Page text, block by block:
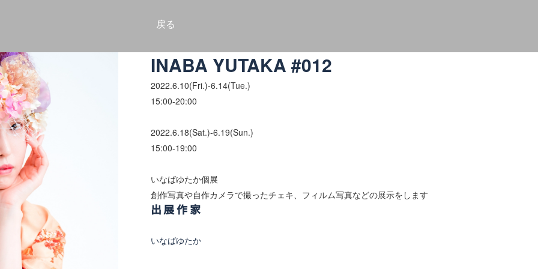
戻る
INABA YUTAKA #012
2022.6.10(Fri.)-6.14(Tue.)
15:00-20:00
2022.6.18(Sat.)-6.19(Sun.)
15:00-19:00
いなばゆたか個展
創作写真や自作カメラで撮ったチェキ、フィルム写真などの展示をします
出展作家
いなばゆたか